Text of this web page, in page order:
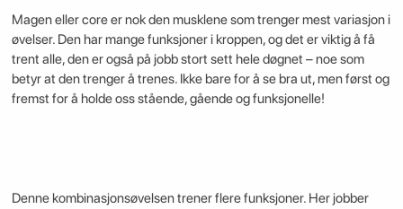
Magen eller core er nok den musklene som trenger mest variasjon i
øvelser. Den har mange funksjoner i kroppen, og det er viktig å få
trent alle, den er også på jobb stort sett hele døgnet – noe som
betyr at den trenger å trenes. Ikke bare for å se bra ut, men først og
fremst for å holde oss stående, gående og funksjonelle!
Denne kombinasjonsøvelsen trener flere funksjoner. Her jobber